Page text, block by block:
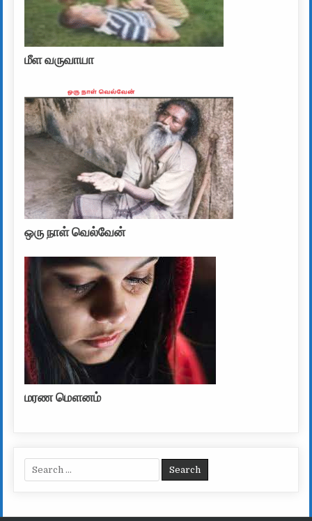
மீள வருவாயா
ஒரு நாள் வெல்வேன்
மரண மௌனம்
Search for: